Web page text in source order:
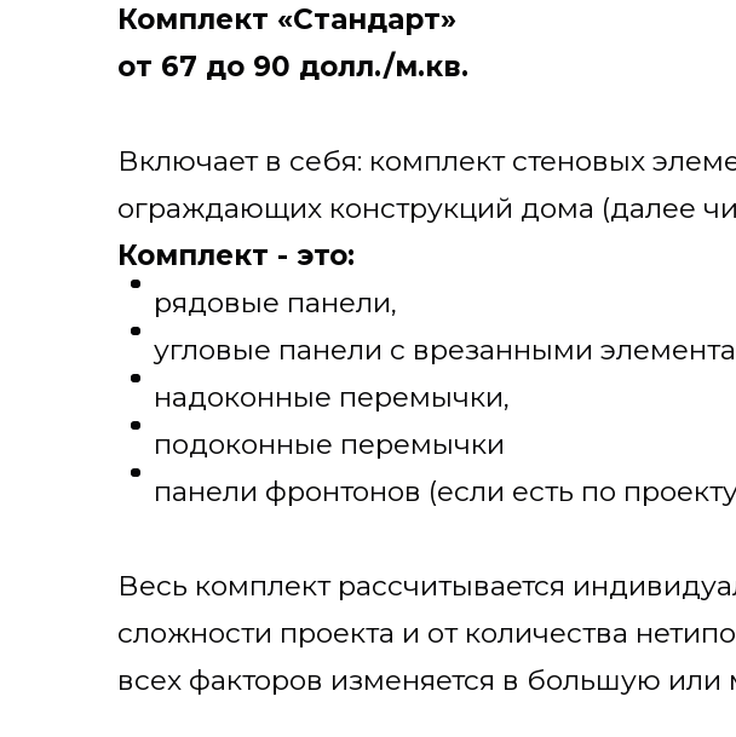
Комплект «Стандарт»
от 67 до 90 долл./м.кв.
Включает в себя: комплект стеновых
ограждающих конструкций дома (далее
Комплект - это:
рядовые панели,
угловые панели с врезанными
надоконные перемычки,
подоконные перемычки
панели фронтонов (если есть по
Весь комплект рассчитывается
сложности проекта и от количества
всех факторов изменяется в большую